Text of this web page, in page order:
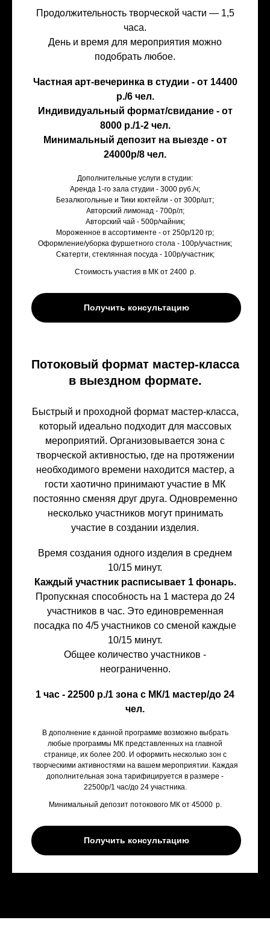
Продолжительность творческой части — 1,5
часа.
День и время для мероприятия можно
подобрать любое.
Частная арт-вечеринка в студии - от 14400
р./6 чел.
Индивидуальный формат/свидание - от
8000 р./1-2 чел.
Минимальный депозит на выезде - от
24000р/8 чел.
Дополнительные услуги в студии:
Аренда 1-го зала студии - 3000 руб./ч;
Безалкогольные и Тики коктейли - от 300р/шт;
Авторский лимонад - 700р/л;
Авторский чай - 500р/чайник;
Мороженное в ассортименте - от 250р/120 гр;
Оформление/уборка фуршетного стола - 100р/участник;
Скатерти, стеклянная посуда - 100р/участник;
Стоимость участия в МК от 2400 р.
Получить консультацию
Потоковый формат мастер-класса
в выездном формате.
Быстрый и проходной формат мастер-класса,
который идеально подходит для массовых
мероприятий. Организовывается зона с
творческой активностью, где на протяжении
необходимого времени находится мастер, а
гости хаотично принимают участие в МК
постоянно сменяя друг друга. Одновременно
несколько участников могут принимать
участие в создании изделия.
Время создания одного изделия в среднем
10/15 минут.
Каждый участник расписывает 1 фонарь.
Пропускная способность на 1 мастера до 24
участников в час. Это единовременная
посадка по 4/5 участников со сменой каждые
10/15 минут.
Общее количество участников -
неограниченно.
1 час - 22500 р./1 зона с МК/1 мастер/до 24
чел.
В дополнение к данной программе возможно выбрать
любые программы МК представленных на главной
странице, их более 200. И оформить несколько зон с
творческими активностями на вашем мероприятии. Каждая
дополнительная зона тарифицируется в размере -
22500р/1 час/до 24 участника.
Минимальный депозит потокового МК от 45000 р.
Получить консультацию